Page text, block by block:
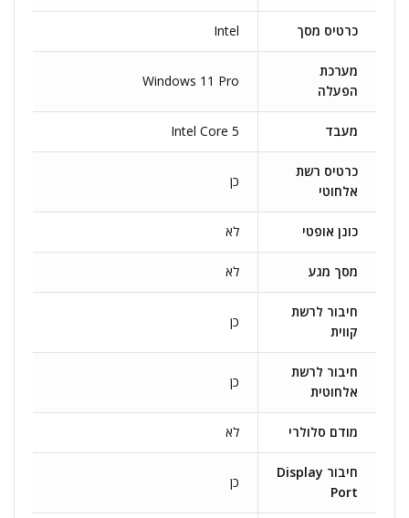
כרטיס מסך Intel
מערכת
הפעלה
Windows 11 Pro
מעבד Intel Core 5
כרטיס רשת
אלחוטי
כן
כונן אופטי לא
מסך מגע לא
חיבור לרשת
קווית
כן
חיבור לרשת
אלחוטית
כן
מודם סלולרי לא
חיבור Display
Port
כן